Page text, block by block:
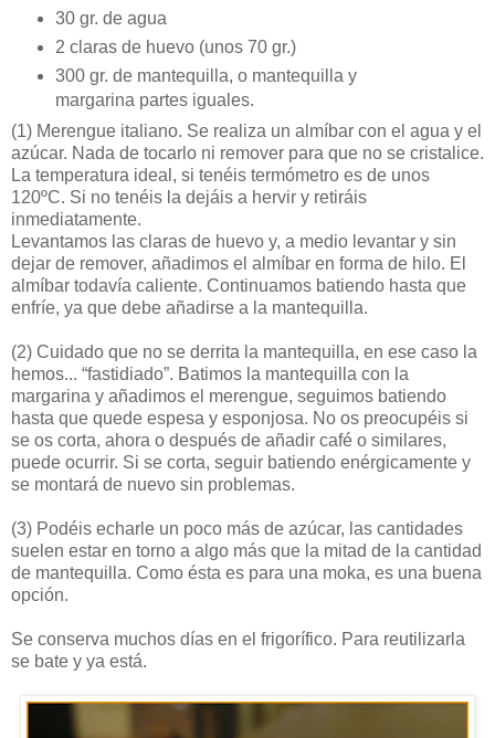
30 gr. de agua
2 claras de huevo (unos 70 gr.)
300 gr. de mantequilla, o mantequilla y
margarina partes iguales.
(1) Merengue italiano. Se realiza un almíbar con el agua y el
azúcar. Nada de tocarlo ni remover para que no se cristalice.
La temperatura ideal, si tenéis termómetro es de unos
120ºC. Si no tenéis la dejáis a hervir y retiráis
inmediatamente.
Levantamos las claras de huevo y, a medio levantar y sin
dejar de remover, añadimos el almíbar en forma de hilo. El
almíbar todavía caliente. Continuamos batiendo hasta que
enfríe, ya que debe añadirse a la mantequilla.
(2) Cuidado que no se derrita la mantequilla, en ese caso la
hemos... “fastidiado”. Batimos la mantequilla con la
margarina y añadimos el merengue, seguimos batiendo
hasta que quede espesa y esponjosa. No os preocupéis si
se os corta, ahora o después de añadir café o similares,
puede ocurrir. Si se corta, seguir batiendo enérgicamente y
se montará de nuevo sin problemas.
(3) Podéis echarle un poco más de azúcar, las cantidades
suelen estar en torno a algo más que la mitad de la cantidad
de mantequilla. Como ésta es para una moka, es una buena
opción.
Se conserva muchos días en el frigorífico. Para reutilizarla
se bate y ya está.